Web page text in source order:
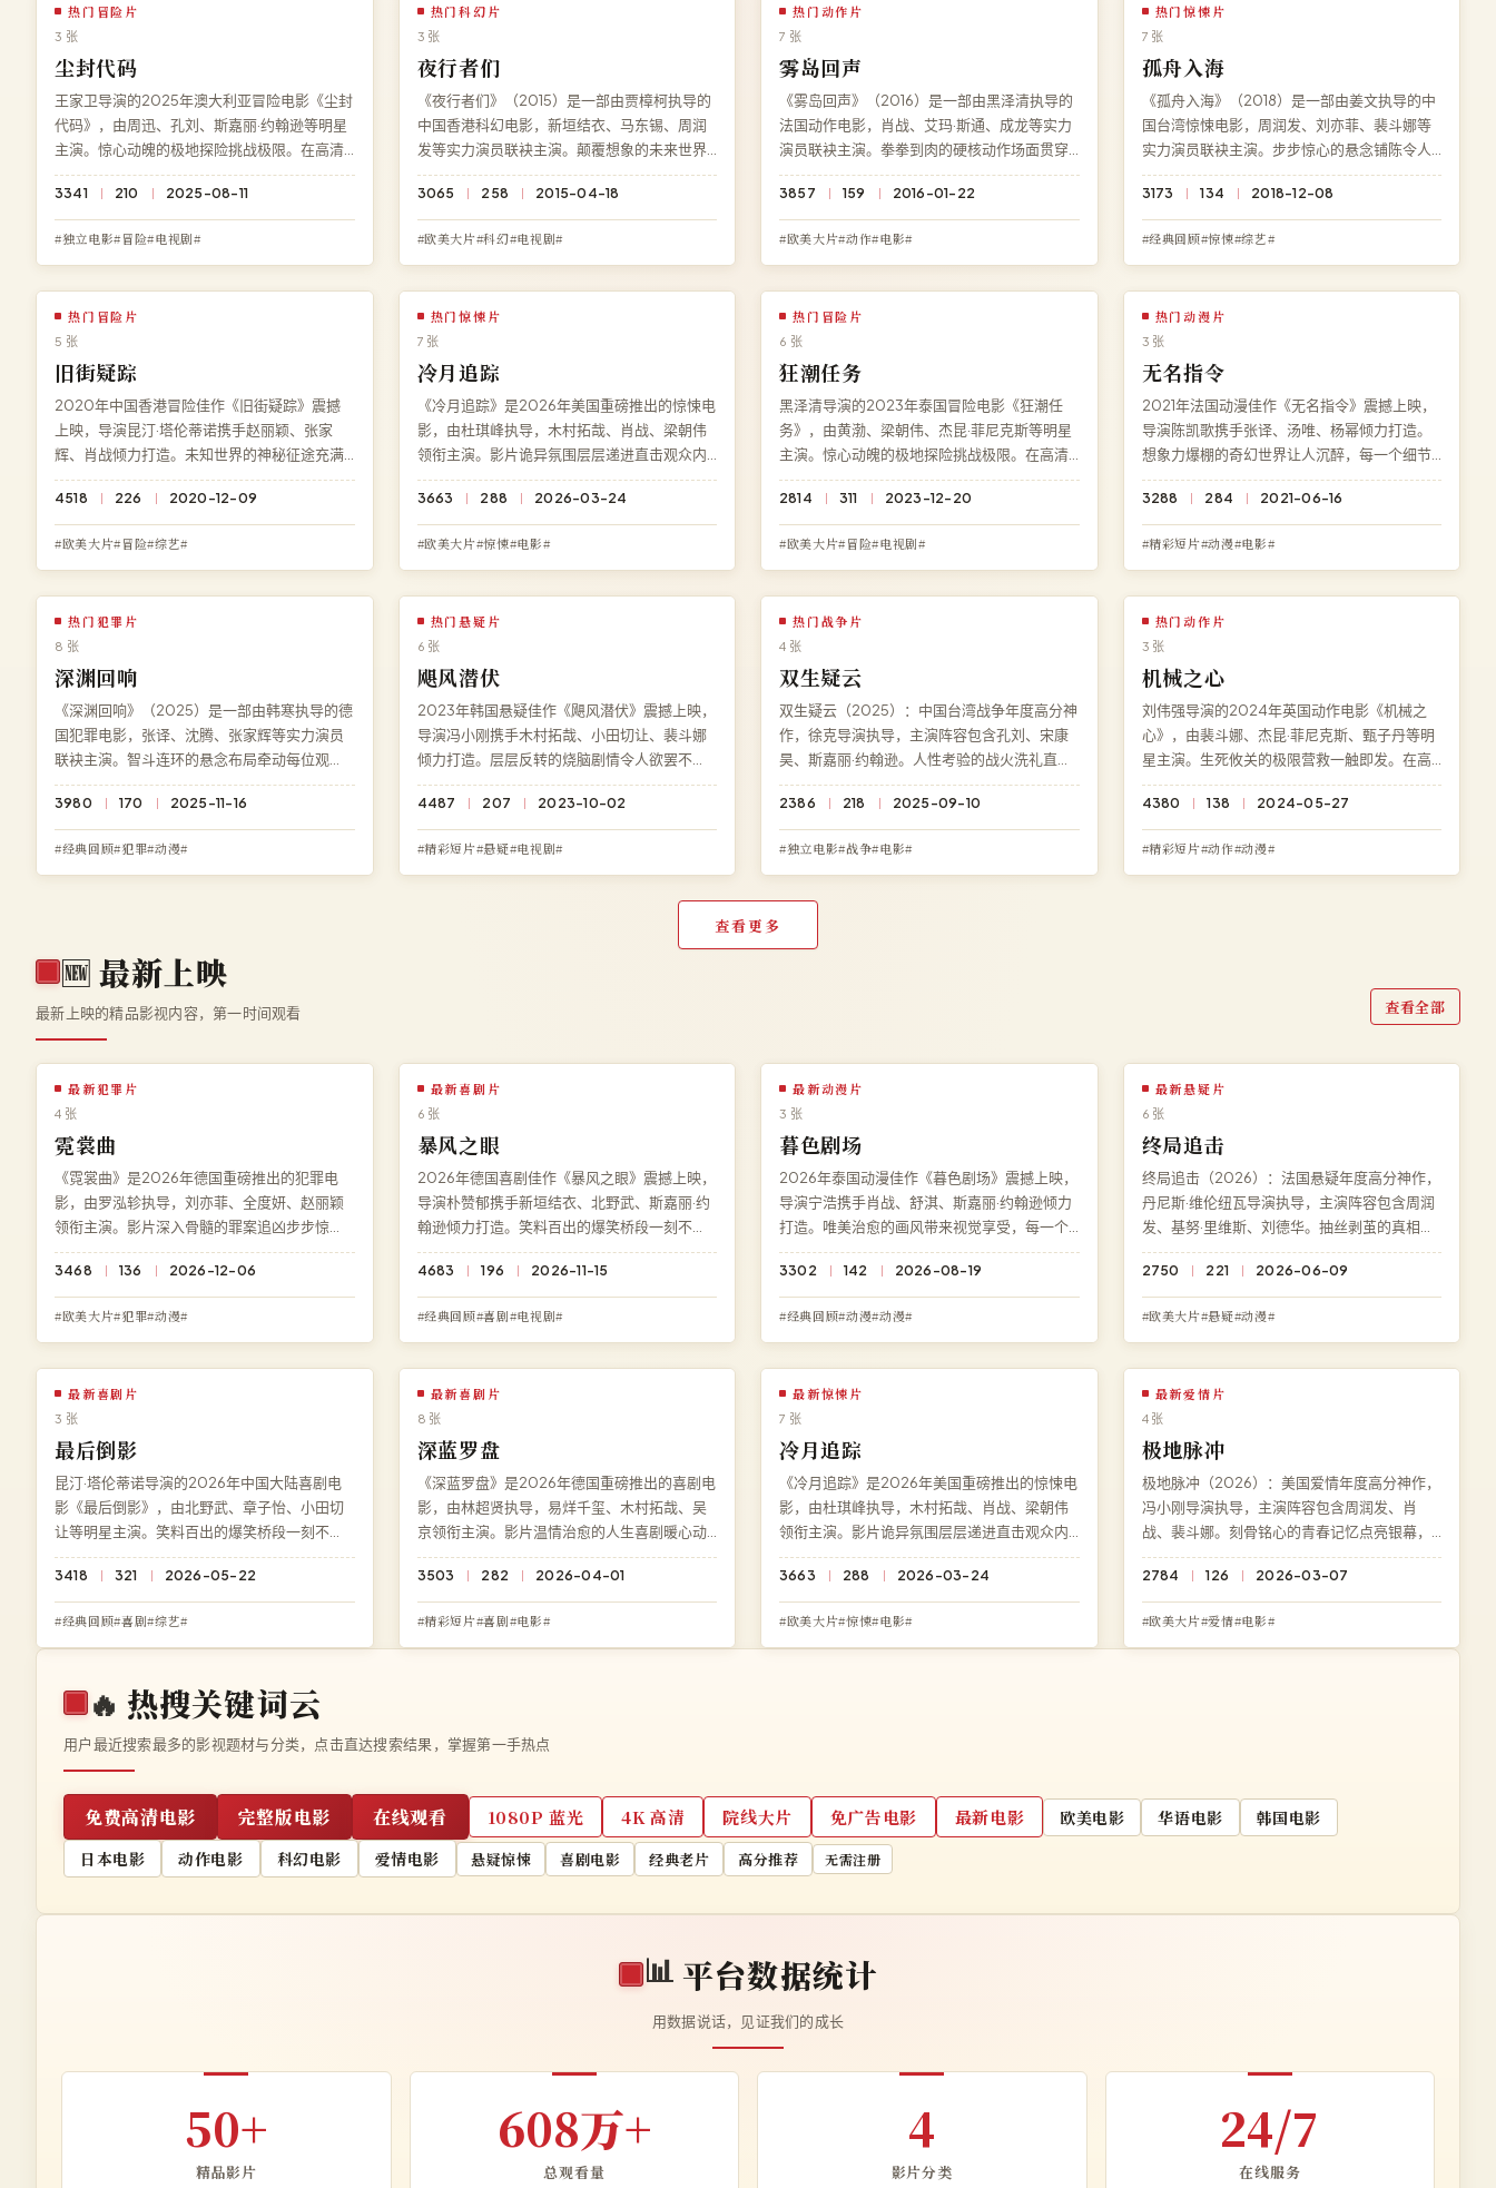
热门冒险片
3 张
尘封代码
王家卫导演的2025年澳大利亚冒险电影《尘封
代码》，由周迅、孔刘、斯嘉丽·约翰逊等明星
主演。惊心动魄的极地探险挑战极限。在高清
影院免费观看《尘封代码》高清完整电影，无
需下载、无需注册，杜比全景声多端流畅播
放。
3341 210 2025-08-11
#独立电影#冒险#电视剧#
热门科幻片
3 张
夜行者们
《夜行者们》（2015）是一部由贾樟柯执导的
中国香港科幻电影，新垣结衣、马东锡、周润
发等实力演员联袂主演。颠覆想象的未来世界
震撼登场。在线观看免费高清完整电影《夜行
者们》，4K 超清流畅播放，永久免费、零广
告。
3065 258 2015-04-18
#欧美大片#科幻#电视剧#
热门动作片
7 张
雾岛回声
《雾岛回声》（2016）是一部由黑泽清执导的
法国动作电影，肖战、艾玛·斯通、成龙等实力
演员联袂主演。拳拳到肉的硬核动作场面贯穿
全片。在线观看免费高清完整电影《雾岛回
声》，1080P 蓝光流畅播放，永久免费、零广
告。
3857 159 2016-01-22
#欧美大片#动作#电影#
热门惊悚片
7 张
孤舟入海
《孤舟入海》（2018）是一部由姜文执导的中
国台湾惊悚电影，周润发、刘亦菲、裴斗娜等
实力演员联袂主演。步步惊心的悬念铺陈令人
毛骨悚然。在线观看免费高清完整电影《孤舟
入海》，杜比全景声流畅播放，永久免费、零
广告。
3173 134 2018-12-08
#经典回顾#惊悚#综艺#
热门冒险片
5 张
旧街疑踪
2020年中国香港冒险佳作《旧街疑踪》震撼
上映，导演昆汀·塔伦蒂诺携手赵丽颖、张家
辉、肖战倾力打造。未知世界的神秘征途充满
未知，每一个细节都暗藏伏笔。现可在高清影
院免费在线观看《旧街疑踪》高清完整版，BD
蓝光多端兼容。
4518 226 2020-12-09
#欧美大片#冒险#综艺#
热门惊悚片
7 张
冷月追踪
《冷月追踪》是2026年美国重磅推出的惊悚电
影，由杜琪峰执导，木村拓哉、肖战、梁朝伟
领衔主演。影片诡异氛围层层递进直击观众内
心，剧情张力贯穿始终。高清影院免费提供
《冷月追踪》完整版在线观看，HD 高清画质流
畅播放，无广告无需注册。
3663 288 2026-03-24
#欧美大片#惊悚#电影#
热门冒险片
6 张
狂潮任务
黑泽清导演的2023年泰国冒险电影《狂潮任
务》，由黄渤、梁朝伟、杰昆·菲尼克斯等明星
主演。惊心动魄的极地探险挑战极限。在高清
影院免费观看《狂潮任务》高清完整电影，无
需下载、无需注册，4K 超清多端流畅播放。
2814 311 2023-12-20
#欧美大片#冒险#电视剧#
热门动漫片
3 张
无名指令
2021年法国动漫佳作《无名指令》震撼上映，
导演陈凯歌携手张译、汤唯、杨幂倾力打造。
想象力爆棚的奇幻世界让人沉醉，每一个细节
都暗藏伏笔。现可在高清影院免费在线观看
《无名指令》高清完整版，4K 超清多端兼容。
3288 284 2021-06-16
#精彩短片#动漫#电影#
热门犯罪片
8 张
深渊回响
《深渊回响》（2025）是一部由韩寒执导的德
国犯罪电影，张译、沈腾、张家辉等实力演员
联袂主演。智斗连环的悬念布局牵动每位观
众。在线观看免费高清完整电影《深渊回
响》，HD 高清流畅播放，永久免费、零广告。
3980 170 2025-11-16
#经典回顾#犯罪#动漫#
热门悬疑片
6 张
飓风潜伏
2023年韩国悬疑佳作《飓风潜伏》震撼上映，
导演冯小刚携手木村拓哉、小田切让、裴斗娜
倾力打造。层层反转的烧脑剧情令人欲罢不
能，每一个细节都暗藏伏笔。现可在高清影院
免费在线观看《飓风潜伏》高清完整版，HD 高
清多端兼容。
4487 207 2023-10-02
#精彩短片#悬疑#电视剧#
热门战争片
4 张
双生疑云
双生疑云（2025）：中国台湾战争年度高分神
作，徐克导演执导，主演阵容包含孔刘、宋康
昊、斯嘉丽·约翰逊。人性考验的战火洗礼直击
灵魂，结局充满意料之外的深刻反转。访问高
清影院即享《双生疑云》免费完整版高清在线
观看，HD 高清极速加载。
2386 218 2025-09-10
#独立电影#战争#电影#
热门动作片
3 张
机械之心
刘伟强导演的2024年英国动作电影《机械之
心》，由裴斗娜、杰昆·菲尼克斯、甄子丹等明
星主演。生死攸关的极限营救一触即发。在高
清影院免费观看《机械之心》高清完整电影，
无需下载、无需注册，BD 蓝光多端流畅播放。
4380 138 2024-05-27
#精彩短片#动作#动漫#
查看更多
🆕 最新上映
最新上映的精品影视内容，第一时间观看 查看全部
最新犯罪片
4 张
霓裳曲
《霓裳曲》是2026年德国重磅推出的犯罪电
影，由罗泓轸执导，刘亦菲、全度妍、赵丽颖
领衔主演。影片深入骨髓的罪案追凶步步惊
心，剧情张力贯穿始终。高清影院免费提供
《霓裳曲》完整版在线观看，1080P 蓝光画质
流畅播放，无广告无需注册。
3468 136 2026-12-06
#欧美大片#犯罪#动漫#
最新喜剧片
6 张
暴风之眼
2026年德国喜剧佳作《暴风之眼》震撼上映，
导演朴赞郁携手新垣结衣、北野武、斯嘉丽·约
翰逊倾力打造。笑料百出的爆笑桥段一刻不
断，每一个细节都暗藏伏笔。现可在高清影院
免费在线观看《暴风之眼》高清完整版，HD 高
清多端兼容。
4683 196 2026-11-15
#经典回顾#喜剧#电视剧#
最新动漫片
3 张
暮色剧场
2026年泰国动漫佳作《暮色剧场》震撼上映，
导演宁浩携手肖战、舒淇、斯嘉丽·约翰逊倾力
打造。唯美治愈的画风带来视觉享受，每一个
细节都暗藏伏笔。现可在高清影院免费在线观
看《暮色剧场》高清完整版，HD 高清多端兼
容。
3302 142 2026-08-19
#经典回顾#动漫#动漫#
最新悬疑片
6 张
终局追击
终局追击（2026）：法国悬疑年度高分神作，
丹尼斯·维伦纽瓦导演执导，主演阵容包含周润
发、基努·里维斯、刘德华。抽丝剥茧的真相追
查直击人性深处，结局充满意料之外的深刻反
转。访问高清影院即享《终局追击》免费完整
版高清在线观看，BD 蓝光极速加载。
2750 221 2026-06-09
#欧美大片#悬疑#动漫#
最新喜剧片
3 张
最后倒影
昆汀·塔伦蒂诺导演的2026年中国大陆喜剧电
影《最后倒影》，由北野武、章子怡、小田切
让等明星主演。笑料百出的爆笑桥段一刻不
断。在高清影院免费观看《最后倒影》高清完
整电影，无需下载、无需注册，4K 超清多端流
畅播放。
3418 321 2026-05-22
#经典回顾#喜剧#综艺#
最新喜剧片
8 张
深蓝罗盘
《深蓝罗盘》是2026年德国重磅推出的喜剧电
影，由林超贤执导，易烊千玺、木村拓哉、吴
京领衔主演。影片温情治愈的人生喜剧暖心动
人，剧情张力贯穿始终。高清影院免费提供
《深蓝罗盘》完整版在线观看，杜比全景声画
质流畅播放，无广告无需注册。
3503 282 2026-04-01
#精彩短片#喜剧#电影#
最新惊悚片
7 张
冷月追踪
《冷月追踪》是2026年美国重磅推出的惊悚电
影，由杜琪峰执导，木村拓哉、肖战、梁朝伟
领衔主演。影片诡异氛围层层递进直击观众内
心，剧情张力贯穿始终。高清影院免费提供
《冷月追踪》完整版在线观看，HD 高清画质流
畅播放，无广告无需注册。
3663 288 2026-03-24
#欧美大片#惊悚#电影#
最新爱情片
4 张
极地脉冲
极地脉冲（2026）：美国爱情年度高分神作，
冯小刚导演执导，主演阵容包含周润发、肖
战、裴斗娜。刻骨铭心的青春记忆点亮银幕，
结局充满意料之外的深刻反转。访问高清影院
即享《极地脉冲》免费完整版高清在线观看，
1080P 蓝光极速加载。
2784 126 2026-03-07
#欧美大片#爱情#电影#
🔥 热搜关键词云
用户最近搜索最多的影视题材与分类，点击直达搜索结果，掌握第一手热点
免费高清电影 完整版电影 在线观看 1080P 蓝光 4K 高清 院线大片 免广告电影 最新电影 欧美电影 华语电影
韩国电影
日本电影
动作电影 科幻电影 爱情电影 悬疑惊悚 喜剧电影 经典老片 高分推荐 无需注册
📊 平台数据统计
用数据说话，见证我们的成长
50+
精品影片
608万+
总观看量
4
影片分类
24/7
在线服务